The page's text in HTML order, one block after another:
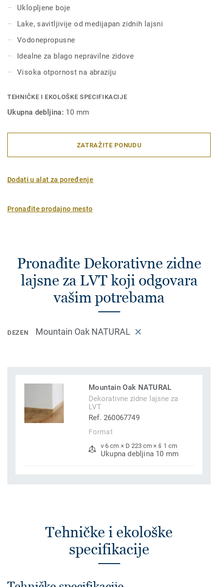
(lepljenje, klik sistem i loose-lay).
Uklopljene boje
Lake, savitljivije od medijapan zidnih lajsni
Vodonepropusne
Idealne za blago nepravilne zidove
Visoka otpornost na abraziju
TEHNIČKE I EKOLOŠKE SPECIFIKACIJE
Ukupna debljina: 10 mm
ZATRAŽITE PONUDU
Dodati u alat za poređenje
Pronađite prodajno mesto
Pronađite Dekorativne zidne
lajsne za LVT koji odgovara
vašim potrebama
DEZEN Mountain Oak NATURAL
Mountain Oak NATURAL
Dekorativne zidne lajsne za
LVT
Ref. 260067749
Format
v 6 cm × D 223 cm × š 1 cm
Ukupna debljina 10 mm
Tehničke i ekološke
specifikacije